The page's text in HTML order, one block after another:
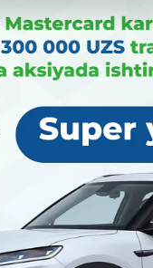
Центрального